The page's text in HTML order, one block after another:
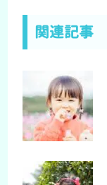
関連記事